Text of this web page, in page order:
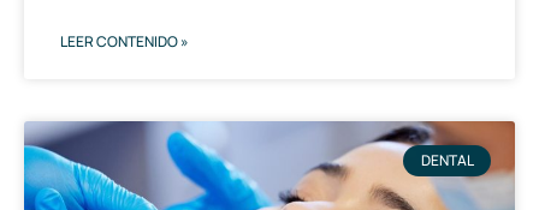
LEER CONTENIDO »
DENTAL